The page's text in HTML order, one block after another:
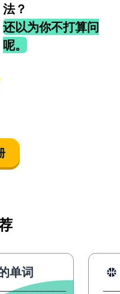
法？
还以为你不打算问
呢。
单词